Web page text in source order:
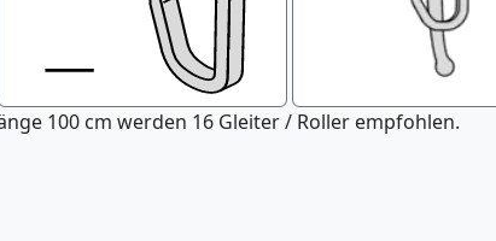
Für eine 1-läufige Garnitur der Länge 100 cm werden 16 Gleiter / Roller empfohlen.